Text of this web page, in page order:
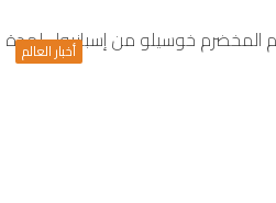
أخبار العالم